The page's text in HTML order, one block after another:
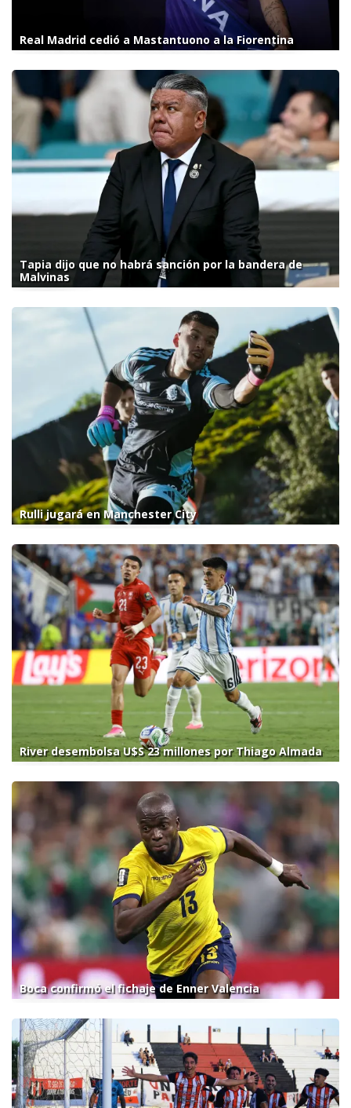
Real Madrid cedió a Mastantuono a la Fiorentina
Tapia dijo que no habrá sanción por la bandera de
Malvinas
Rulli jugará en Manchester City
River desembolsa U$S 23 millones por Thiago Almada
Boca confirmó el fichaje de Enner Valencia